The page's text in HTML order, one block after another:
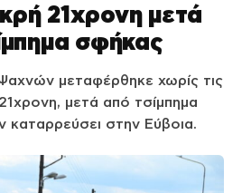
21χρονη μετά
σφήκας
μεταφέρθηκε χωρίς τις
μετά από τσίμπημα
καταρρεύσει στην Εύβοια.